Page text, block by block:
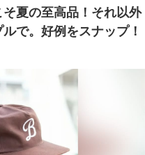
夏の至高品！それ以外
で。好例をスナップ！